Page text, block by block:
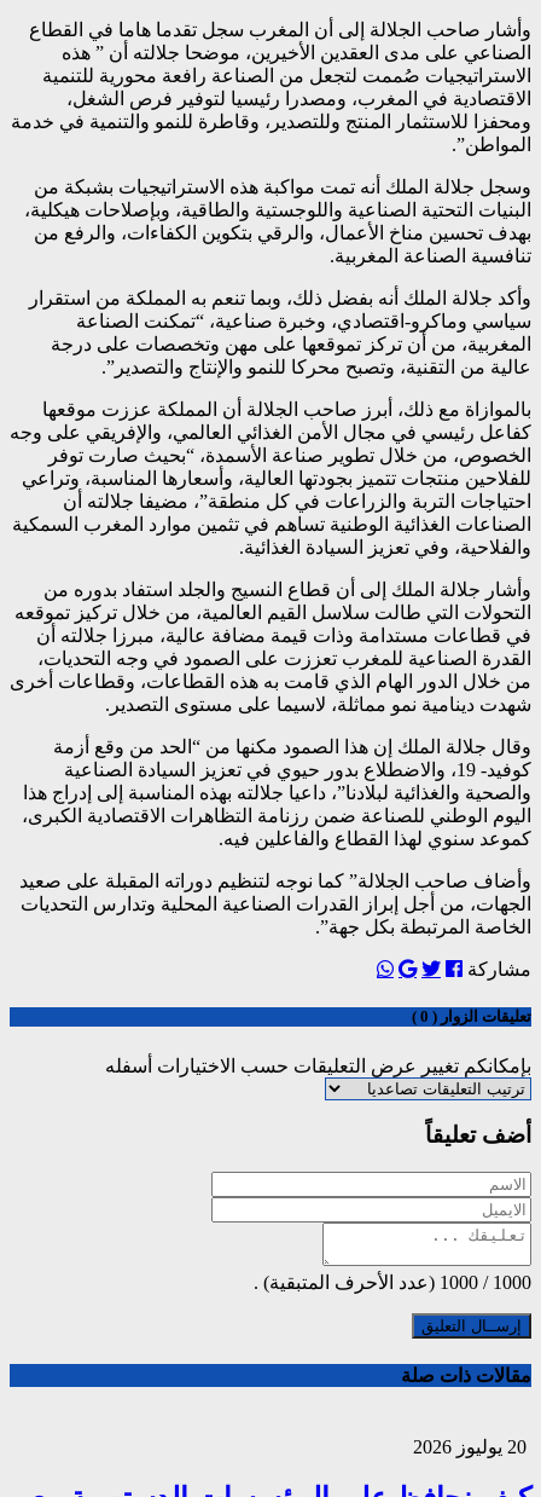
وأشار صاحب الجلالة إلى أن المغرب سجل تقدما هاما في القطاع
الصناعي على مدى العقدين الأخيرين، موضحا جلالته أن ” هذه
الاستراتيجيات صُممت لتجعل من الصناعة رافعة محورية للتنمية
الاقتصادية في المغرب، ومصدرا رئيسيا لتوفير فرص الشغل،
ومحفزا للاستثمار المنتج وللتصدير، وقاطرة للنمو والتنمية في خدمة
المواطن”.
وسجل جلالة الملك أنه تمت مواكبة هذه الاستراتيجيات بشبكة من
البنيات التحتية الصناعية واللوجستية والطاقية، وبإصلاحات هيكلية،
بهدف تحسين مناخ الأعمال، والرقي بتكوين الكفاءات، والرفع من
تنافسية الصناعة المغربية.
وأكد جلالة الملك أنه بفضل ذلك، وبما تنعم به المملكة من استقرار
سياسي وماكرو-اقتصادي، وخبرة صناعية، “تمكنت الصناعة
المغربية، من أن تركز تموقعها على مهن وتخصصات على درجة
عالية من التقنية، وتصبح محركا للنمو والإنتاج والتصدير”.
بالموازاة مع ذلك، أبرز صاحب الجلالة أن المملكة عززت موقعها
كفاعل رئيسي في مجال الأمن الغذائي العالمي، والإفريقي على وجه
الخصوص، من خلال تطوير صناعة الأسمدة، “بحيث صارت توفر
للفلاحين منتجات تتميز بجودتها العالية، وأسعارها المناسبة، وتراعي
احتياجات التربة والزراعات في كل منطقة”، مضيفا جلالته أن
الصناعات الغذائية الوطنية تساهم في تثمين موارد المغرب السمكية
والفلاحية، وفي تعزيز السيادة الغذائية.
وأشار جلالة الملك إلى أن قطاع النسيج والجلد استفاد بدوره من
التحولات التي طالت سلاسل القيم العالمية، من خلال تركيز تموقعه
في قطاعات مستدامة وذات قيمة مضافة عالية، مبرزا جلالته أن
القدرة الصناعية للمغرب تعززت على الصمود في وجه التحديات،
من خلال الدور الهام الذي قامت به هذه القطاعات، وقطاعات أخرى
شهدت دينامية نمو مماثلة، لاسيما على مستوى التصدير.
وقال جلالة الملك إن هذا الصمود مكنها من “الحد من وقع أزمة
كوفيد- 19، والاضطلاع بدور حيوي في تعزيز السيادة الصناعية
والصحية والغذائية لبلادنا”، داعيا جلالته بهذه المناسبة إلى إدراج هذا
اليوم الوطني للصناعة ضمن رزنامة التظاهرات الاقتصادية الكبرى،
كموعد سنوي لهذا القطاع والفاعلين فيه.
وأضاف صاحب الجلالة” كما نوجه لتنظيم دوراته المقبلة على صعيد
الجهات، من أجل إبراز القدرات الصناعية المحلية وتدارس التحديات
الخاصة المرتبطة بكل جهة”.
مشاركة
تعليقات الزوار ( 0 )
بإمكانكم تغيير عرض التعليقات حسب الاختيارات أسفله
أضف تعليقاً
1000
/
1000 (عدد الأحرف المتبقية) .
مقالات ذات صلة